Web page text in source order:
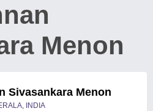
Menon
Sivasankara Menon
INDIA